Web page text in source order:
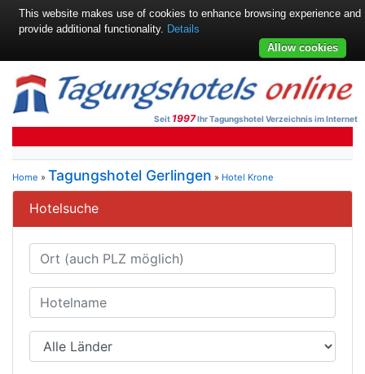
Seit 1997Ihr Tagungshotel Verzeichnis im Internet
Home » Tagungshotel Gerlingen » Hotel Krone
Hotelsuche
This website makes use of cookies to enhance browsing experience and
provide additional functionality. Details
Allow cookies